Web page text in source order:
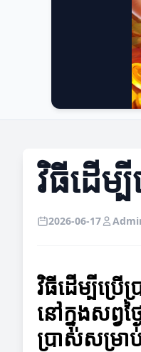
វិធីដើម្
2026-06-17
វិធីដើម្បីប្រើ
នៅក្នុងសព្វថ្
ប្រាស់សម្រា